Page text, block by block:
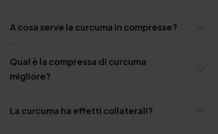
A cosa serve la curcuma in compresse?
Qual è la compressa di curcuma
migliore?
La curcuma ha effetti collaterali?